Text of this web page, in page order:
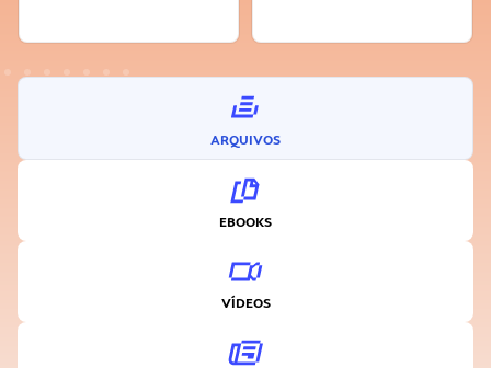
ARQUIVOS
EBOOKS
VÍDEOS